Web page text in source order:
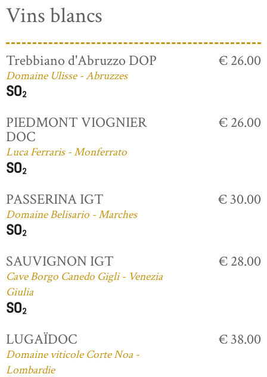
Vins blancs
Trebbiano d'Abruzzo DOP
Domaine Ulisse - Abruzzes
€ 26.00
PIEDMONT VIOGNIER
DOC
Luca Ferraris - Monferrato
€ 26.00
PASSERINA IGT
Domaine Belisario - Marches
€ 30.00
SAUVIGNON IGT
Cave Borgo Canedo Gigli - Venezia
Giulia
€ 28.00
LUGAÏDOC
Domaine viticole Corte Noa -
Lombardie
€ 38.00